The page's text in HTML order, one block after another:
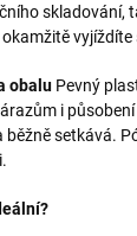
skladování,
vyjíždíte
obalu Pevný
i působení
setkává.